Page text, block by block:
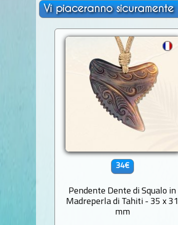
Vi piaceranno sicuramente
34€
Pendente Dente di Squalo in
Madreperla di Tahiti - 35 x 31
mm